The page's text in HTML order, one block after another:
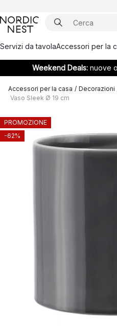
Servizi da tavolaAccessori per la
Weekend Deals: nuove
Accessori per la casa / Decorazioni
Vaso Sleek Ø 19 cm
PROMOZIONE
-62%